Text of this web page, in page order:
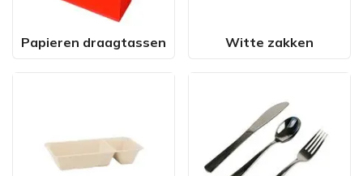
Papieren draagtassen Witte zakken